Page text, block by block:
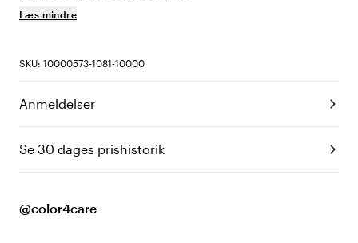
Læs mindre
SKU: 10000573-1081-10000
Anmeldelser
Se 30 dages prishistorik
@color4care